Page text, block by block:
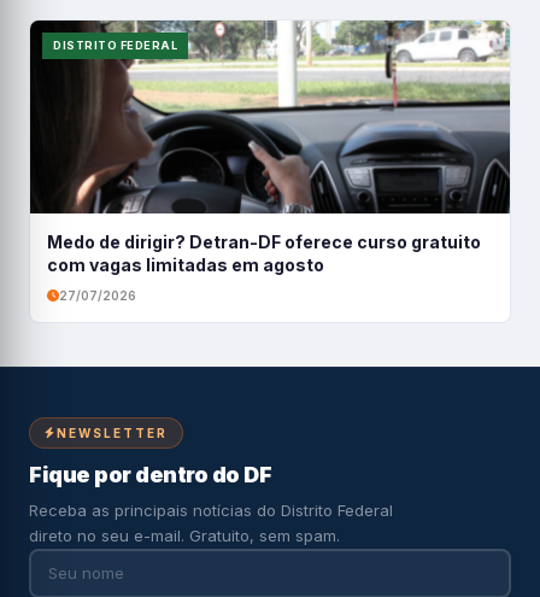
DISTRITO FEDERAL
Medo de dirigir? Detran-DF oferece curso gratuito
com vagas limitadas em agosto
27/07/2026
NEWSLETTER
Fique por dentro do DF
Receba as principais notícias do Distrito Federal
direto no seu e-mail. Gratuito, sem spam.